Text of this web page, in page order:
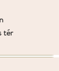
tér